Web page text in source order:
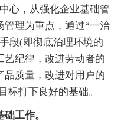
心，从强化企业基础管
管理为重点，通过“一治
段(即彻底治理环境的
艺纪律，改进劳动者的
品质量，改进对用户的
标打下良好的基础。
工作。